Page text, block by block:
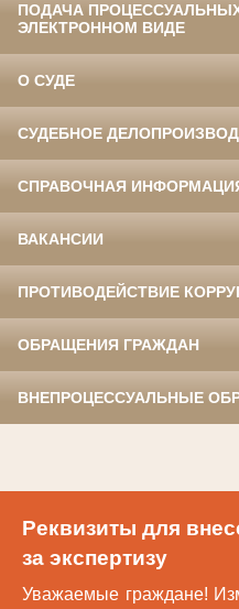
ПОДАЧА
ЭЛЕКТРОННОМ ВИДЕ
О СУДЕ
СУДЕБНОЕ
СПРАВОЧНАЯ
ВАКАНСИИ
ПРОТИВОДЕЙСТВИЕ
ОБРАЩЕНИЯ ГРАЖДАН
ВНЕПРОЦЕССУАЛЬНЫЕ
Реквизиты для
за экспертизу
Уважаемые граждане!